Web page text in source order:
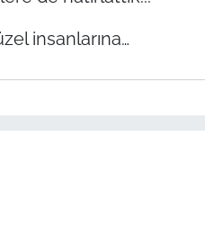
insanlarına…